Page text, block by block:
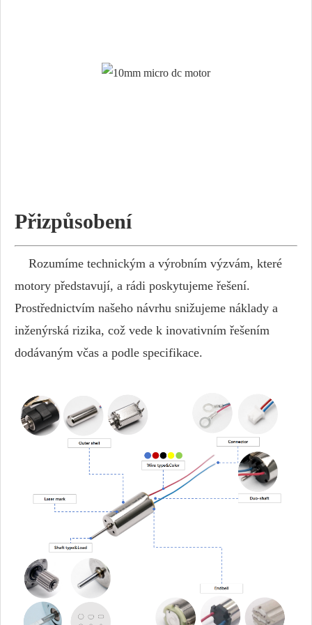
Přizpůsobení
Rozumíme technickým a výrobním výzvám, které
motory představují, a rádi poskytujeme řešení.
Prostřednictvím našeho návrhu snižujeme náklady a
inženýrská rizika, což vede k inovativním řešením
dodávaným včas a podle specifikace.